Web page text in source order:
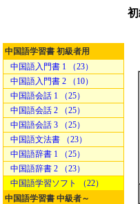
中国語学習書 初級者用
中国語入門書 1 （23）
中国語入門書 2 （10）
中国語会話 1 （25）
中国語会話 2 （25）
中国語会話 3 （25）
中国語文法書 （23）
中国語辞書 1 （25）
中国語辞書 2 （23）
中国語学習ソフト （22）
中国語学習書 中級者～